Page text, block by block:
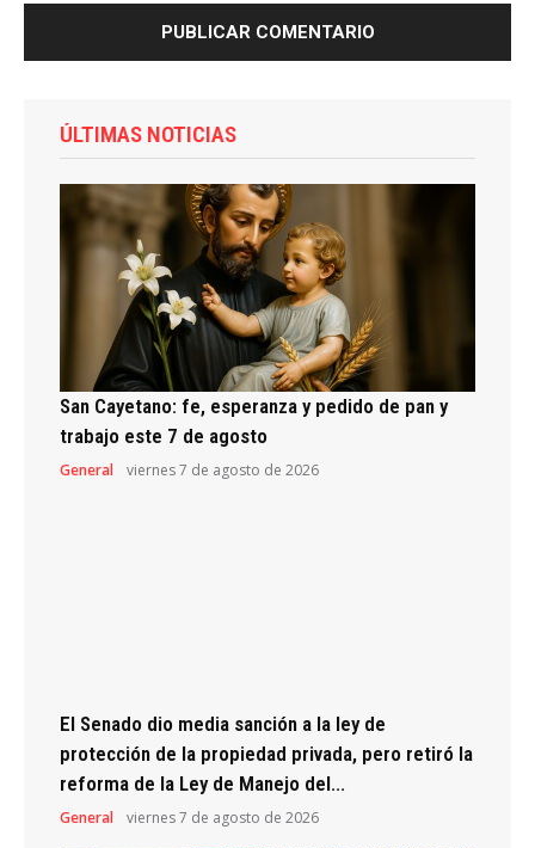
ÚLTIMAS NOTICIAS
San Cayetano: fe, esperanza y pedido de pan y
trabajo este 7 de agosto
General viernes 7 de agosto de 2026
El Senado dio media sanción a la ley de
protección de la propiedad privada, pero retiró la
reforma de la Ley de Manejo del...
General viernes 7 de agosto de 2026